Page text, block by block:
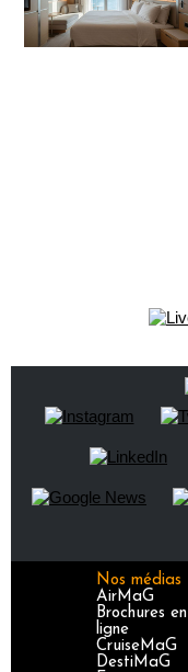
Nos médias
AirMaG
Brochures en
ligne
CruiseMaG
DestiMaG